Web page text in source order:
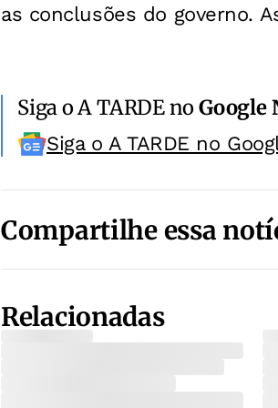
as conclusões do governo.
Siga o A TARDE noGoogle
Siga o A TARDE no
Compartilhe essa
Relacionadas